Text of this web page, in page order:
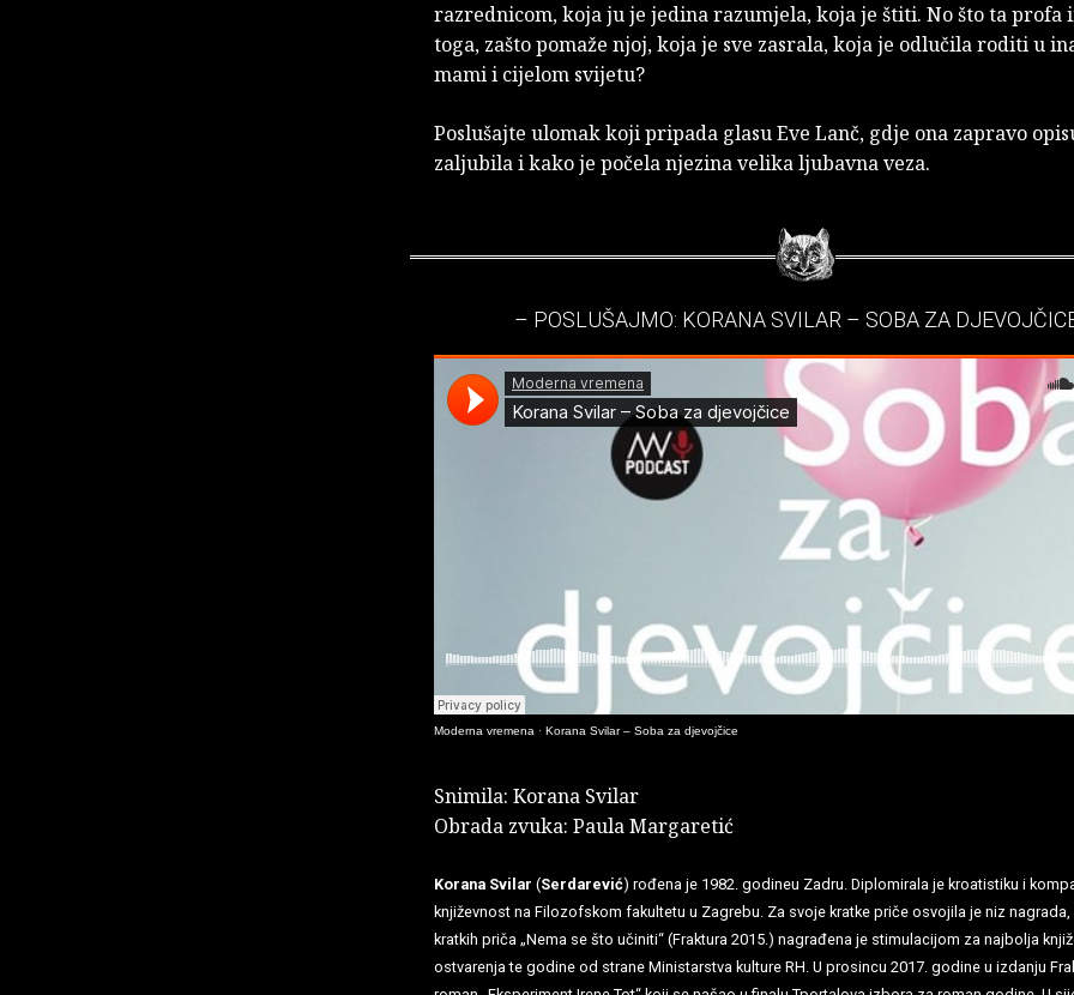
razrednicom, koja ju je jedina razumjela, koja je štiti. No što ta profa
toga, zašto pomaže njoj, koja je sve zasrala, koja je odlučila roditi u
mami i cijelom svijetu?
Poslušajte ulomak koji pripada glasu Eve Lanč, gdje ona zapravo
zaljubila i kako je počela njezina velika ljubavna veza.
– POSLUŠAJMO: KORANA SVILAR – SOBA ZA
Moderna vremena · Korana Svilar – Soba za djevojčice
Snimila: Korana Svilar
Obrada zvuka: Paula Margaretić
Korana Svilar (Serdarević) rođena je 1982. godineu Zadru. Diplomirala je kroatistiku i
književnost na Filozofskom fakultetu u Zagrebu. Za svoje kratke priče osvojila je niz nagrada,
kratkih priča „Nema se što učiniti“ (Fraktura 2015.) nagrađena je stimulacijom za najbolja
ostvarenja te godine od strane Ministarstva kulture RH. U prosincu 2017. godine u izdanju